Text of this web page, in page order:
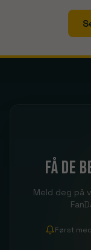
Få de
Meld deg på
Først